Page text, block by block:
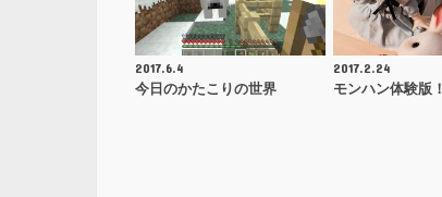
2017.6.4
今日のかたこりの世界
2017.2.24
モンハン体験版！